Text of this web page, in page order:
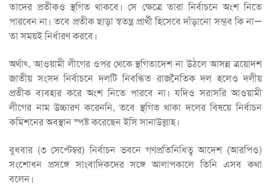
তাদের প্রতীকও স্থগিত থাকবে। সে ক্ষেত্রে তারা নির্বাচনে অংশ নিতে
পারবেন না। তবে প্রতীক ছাড়া স্বতন্ত্র প্রার্থী হিসেবে দাঁড়ানো সম্ভব কি না—
তা সময়ই নির্ধারণ করবে।
অর্থাৎ, আওয়ামী লীগের ওপর থেকে স্থগিতাদেশ না উঠলে আসন্ন ত্রয়োদশ
জাতীয় সংসদ নির্বাচনে দলটি নিবন্ধিত রাজনৈতিক দল হলেও দলীয়
প্রতীক ব্যবহার করে অংশ নিতে পারবে না। যদিও সরাসরি আওয়ামী
লীগের নাম উচ্চারণ করেননি, তবে স্থগিত থাকা দলের বিষয়ে নির্বাচন
কমিশনের অবস্থান স্পষ্ট করেছেন ইসি সানাউল্লাহ।
বুধবার (৩ সেপ্টেম্বর) নির্বাচন ভবনে গণপ্রতিনিধিত্ব আদেশ (আরপিও)
সংশোধন প্রসঙ্গে সাংবাদিকদের সঙ্গে আলাপকালে তিনি এসব কথা
বলেন।